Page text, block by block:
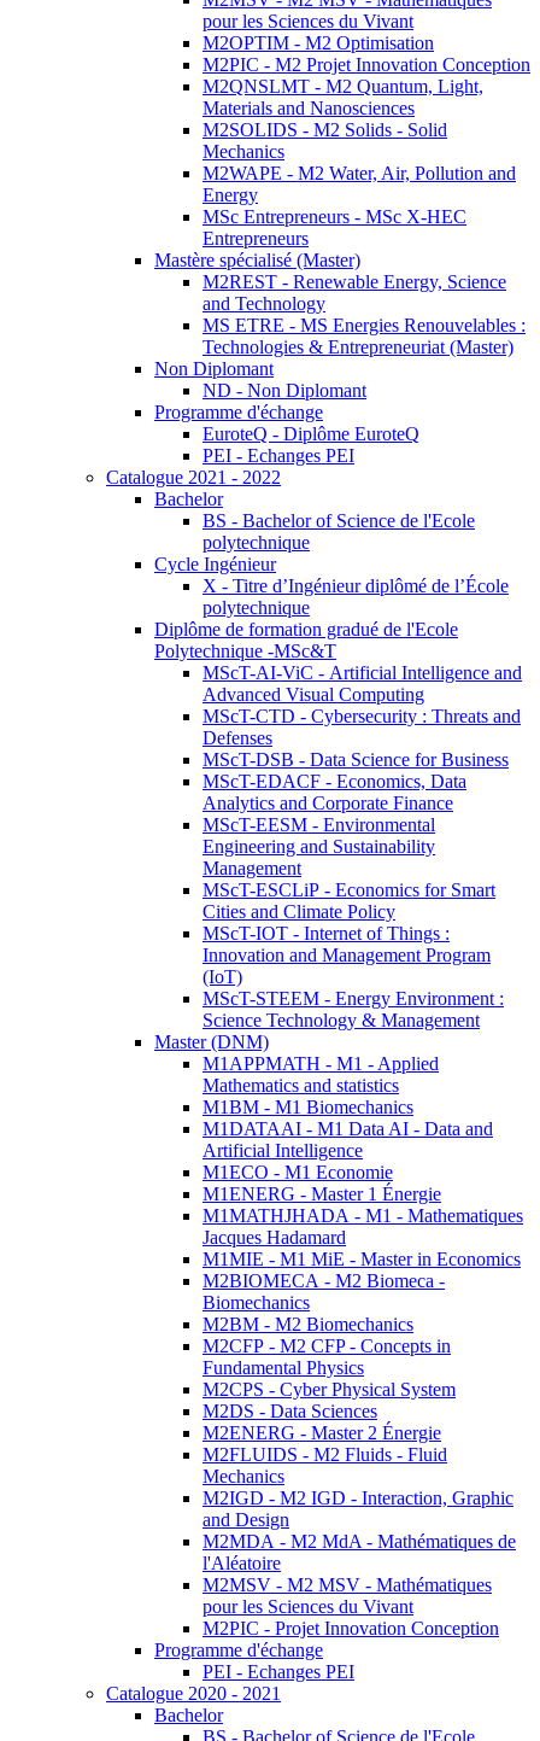
pour les Sciences du Vivant
M2OPTIM - M2 Optimisation
M2PIC - M2 Projet Innovation Conception
M2QNSLMT - M2 Quantum, Light,
Materials and Nanosciences
M2SOLIDS - M2 Solids - Solid
Mechanics
M2WAPE - M2 Water, Air, Pollution and
Energy
MSc Entrepreneurs - MSc X-HEC
Entrepreneurs
Mastère spécialisé (Master)
M2REST - Renewable Energy, Science
and Technology
MS ETRE - MS Energies Renouvelables :
Technologies & Entrepreneuriat (Master)
Non Diplomant
ND - Non Diplomant
Programme d'échange
EuroteQ - Diplôme EuroteQ
PEI - Echanges PEI
Catalogue 2021 - 2022
Bachelor
BS - Bachelor of Science de l'Ecole
polytechnique
Cycle Ingénieur
X - Titre d’Ingénieur diplômé de l’École
polytechnique
Diplôme de formation gradué de l'Ecole
Polytechnique -MSc&T
MScT-AI-ViC - Artificial Intelligence and
Advanced Visual Computing
MScT-CTD - Cybersecurity : Threats and
Defenses
MScT-DSB - Data Science for Business
MScT-EDACF - Economics, Data
Analytics and Corporate Finance
MScT-EESM - Environmental
Engineering and Sustainability
Management
MScT-ESCLiP - Economics for Smart
Cities and Climate Policy
MScT-IOT - Internet of Things :
Innovation and Management Program
(IoT)
MScT-STEEM - Energy Environment :
Science Technology & Management
Master (DNM)
M1APPMATH - M1 - Applied
Mathematics and statistics
M1BM - M1 Biomechanics
M1DATAAI - M1 Data AI - Data and
Artificial Intelligence
M1ECO - M1 Economie
M1ENERG - Master 1 Énergie
M1MATHJHADA - M1 - Mathematiques
Jacques Hadamard
M1MIE - M1 MiE - Master in Economics
M2BIOMECA - M2 Biomeca -
Biomechanics
M2BM - M2 Biomechanics
M2CFP - M2 CFP - Concepts in
Fundamental Physics
M2CPS - Cyber Physical System
M2DS - Data Sciences
M2ENERG - Master 2 Énergie
M2FLUIDS - M2 Fluids - Fluid
Mechanics
M2IGD - M2 IGD - Interaction, Graphic
and Design
M2MDA - M2 MdA - Mathématiques de
l'Aléatoire
M2MSV - M2 MSV - Mathématiques
pour les Sciences du Vivant
M2PIC - Projet Innovation Conception
Programme d'échange
PEI - Echanges PEI
Catalogue 2020 - 2021
Bachelor
BS - Bachelor of Science de l'Ecole